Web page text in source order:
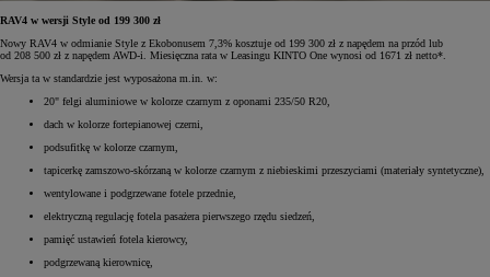
RAV4 w wersji Style od 199 300 zł
Nowy RAV4 w odmianie Style z Ekobonusem 7,3% kosztuje od 199 300 zł z napędem na przód lub
od 208 500 zł z napędem AWD-i. Miesięczna rata w Leasingu KINTO One wynosi od 1671 zł netto*.
Wersja ta w standardzie jest wyposażona m.in. w:
20" felgi aluminiowe w kolorze czarnym z oponami 235/50 R20,
dach w kolorze fortepianowej czerni,
podsufitkę w kolorze czarnym,
tapicerkę zamszowo-skórzaną w kolorze czarnym z niebieskimi przeszyciami (materiały syntetyczne),
wentylowane i podgrzewane fotele przednie,
elektryczną regulację fotela pasażera pierwszego rzędu siedzeń,
pamięć ustawień fotela kierowcy,
podgrzewaną kierownicę,